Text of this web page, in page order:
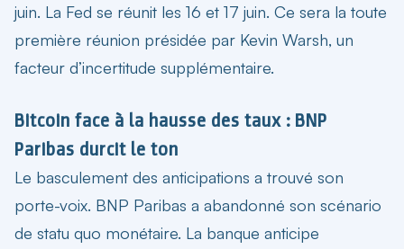
juin. La Fed se réunit les 16 et 17 juin. Ce sera la toute
première réunion présidée par Kevin Warsh, un
facteur d’incertitude supplémentaire.
Bitcoin face à la hausse des taux : BNP
Paribas durcit le ton
Le basculement des anticipations a trouvé son
porte-voix. BNP Paribas a abandonné son scénario
de statu quo monétaire. La banque anticipe